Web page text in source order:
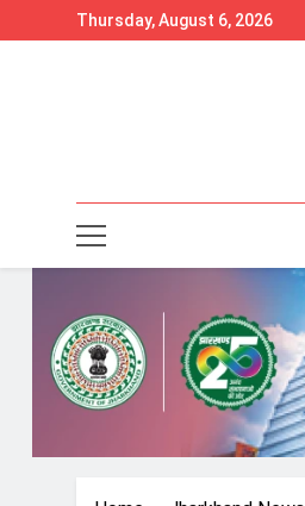
to
Thursday, August 6, 2026